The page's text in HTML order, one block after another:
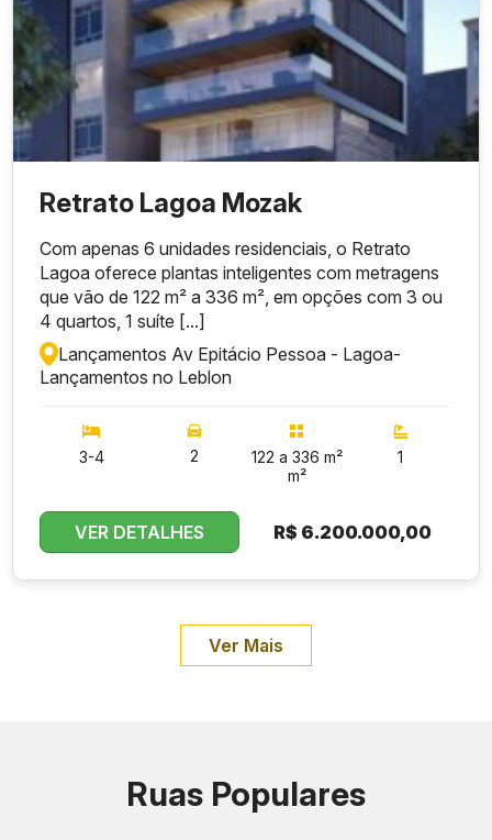
Retrato Lagoa Mozak
Com apenas 6 unidades residenciais, o Retrato
Lagoa oferece plantas inteligentes com metragens
que vão de 122 m² a 336 m², em opções com 3 ou
4 quartos, 1 suíte [...]
Lançamentos Av Epitácio Pessoa - Lagoa-
Lançamentos no Leblon
3-4 2
122 a 336 m²
m²
1
VER DETALHES R$ 6.200.000,00
Ver Mais
Ruas Populares